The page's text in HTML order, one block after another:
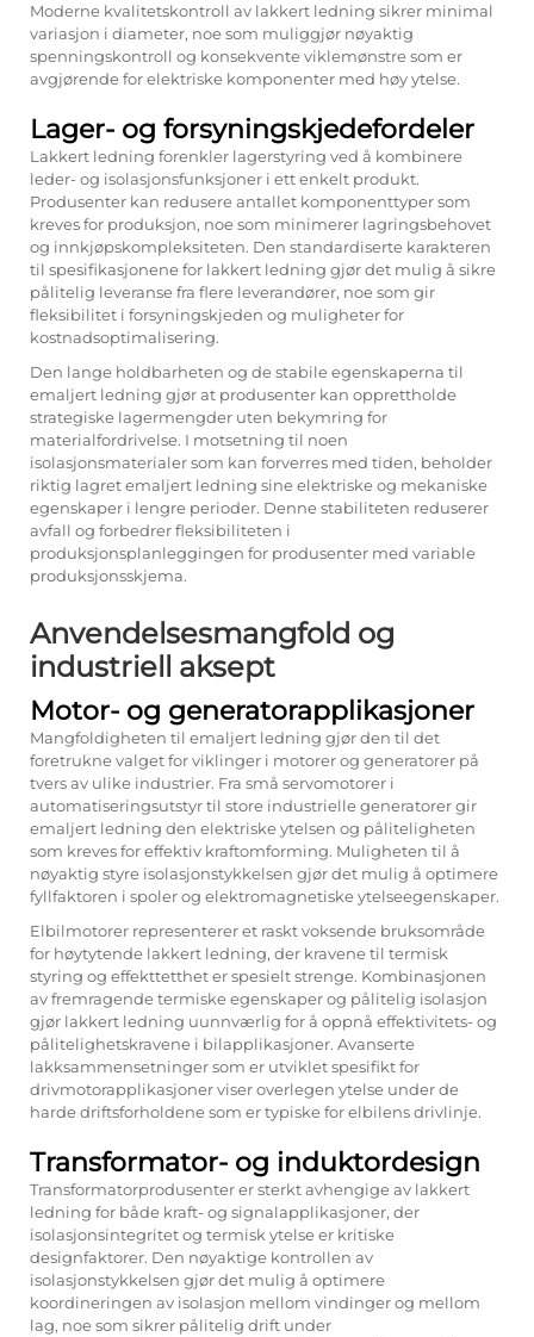
Moderne kvalitetskontroll av lakkert ledning sikrer minimal
variasjon i diameter, noe som muliggjør nøyaktig
spenningskontroll og konsekvente viklemønstre som er
avgjørende for elektriske komponenter med høy ytelse.
Lager- og forsyningskjedefordeler
Lakkert ledning forenkler lagerstyring ved å kombinere
leder- og isolasjonsfunksjoner i ett enkelt produkt.
Produsenter kan redusere antallet komponenttyper som
kreves for produksjon, noe som minimerer lagringsbehovet
og innkjøpskompleksiteten. Den standardiserte karakteren
til spesifikasjonene for lakkert ledning gjør det mulig å sikre
pålitelig leveranse fra flere leverandører, noe som gir
fleksibilitet i forsyningskjeden og muligheter for
kostnadsoptimalisering.
Den lange holdbarheten og de stabile egenskaperna til
emaljert ledning gjør at produsenter kan opprettholde
strategiske lagermengder uten bekymring for
materialfordrivelse. I motsetning til noen
isolasjonsmaterialer som kan forverres med tiden, beholder
riktig lagret emaljert ledning sine elektriske og mekaniske
egenskaper i lengre perioder. Denne stabiliteten reduserer
avfall og forbedrer fleksibiliteten i
produksjonsplanleggingen for produsenter med variable
produksjonsskjema.
Anvendelsesmangfold og
industriell aksept
Motor- og generatorapplikasjoner
Mangfoldigheten til emaljert ledning gjør den til det
foretrukne valget for viklinger i motorer og generatorer på
tvers av ulike industrier. Fra små servomotorer i
automatiseringsutstyr til store industrielle generatorer gir
emaljert ledning den elektriske ytelsen og påliteligheten
som kreves for effektiv kraftomforming. Muligheten til å
nøyaktig styre isolasjonstykkelsen gjør det mulig å optimere
fyllfaktoren i spoler og elektromagnetiske ytelseegenskaper.
Elbilmotorer representerer et raskt voksende bruksområde
for høytytende lakkert ledning, der kravene til termisk
styring og effekttetthet er spesielt strenge. Kombinasjonen
av fremragende termiske egenskaper og pålitelig isolasjon
gjør lakkert ledning uunnværlig for å oppnå effektivitets- og
pålitelighetskravene i bilapplikasjoner. Avanserte
lakksammensetninger som er utviklet spesifikt for
drivmotorapplikasjoner viser overlegen ytelse under de
harde driftsforholdene som er typiske for elbilens drivlinje.
Transformator- og induktordesign
Transformatorprodusenter er sterkt avhengige av lakkert
ledning for både kraft- og signalapplikasjoner, der
isolasjonsintegritet og termisk ytelse er kritiske
designfaktorer. Den nøyaktige kontrollen av
isolasjonstykkelsen gjør det mulig å optimere
koordineringen av isolasjon mellom vindinger og mellom
lag, noe som sikrer pålitelig drift under